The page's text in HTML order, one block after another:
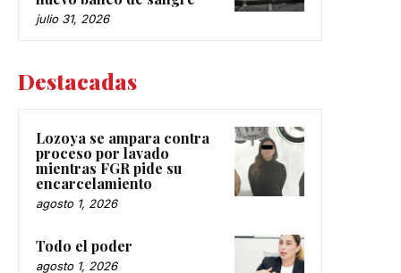
julio 31, 2026
Destacadas
Lozoya se ampara contra
proceso por lavado
mientras FGR pide su
encarcelamiento
agosto 1, 2026
Todo el poder
agosto 1, 2026